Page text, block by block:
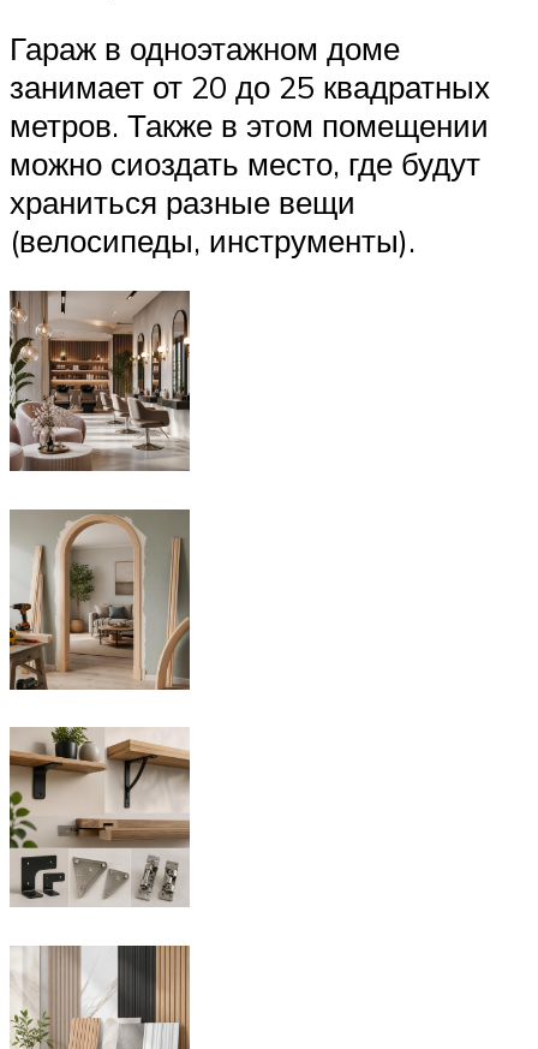
Гараж в одноэтажном доме
занимает от 20 до 25 квадратных
метров. Также в этом помещении
можно сиоздать место, где будут
храниться разные вещи
(велосипеды, инструменты).